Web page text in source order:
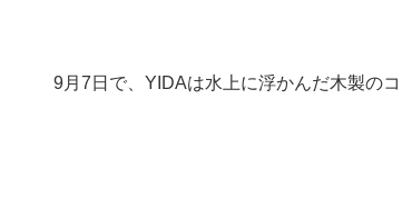
9月7日で、YIDAは水上に浮かんだ木製の